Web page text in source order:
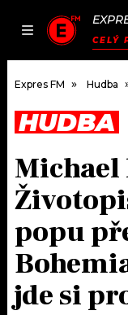
CELÝ
DOMŮ
ČLÁNKY
HUDBA
ROZHOVORY
PODCASTY
JAK
RÁDIO
Expres FM Hudba
HUDBA
popu
jde si